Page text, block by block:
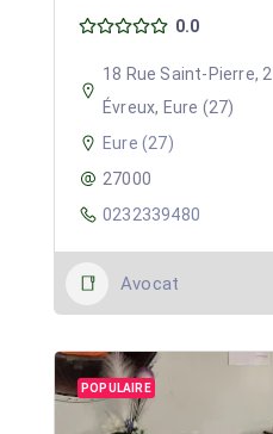
0.0
18 Rue Saint-Pierre,
Évreux, Eure (27)
Eure (27)
27000
0232339480
Avocat
POPULAIRE